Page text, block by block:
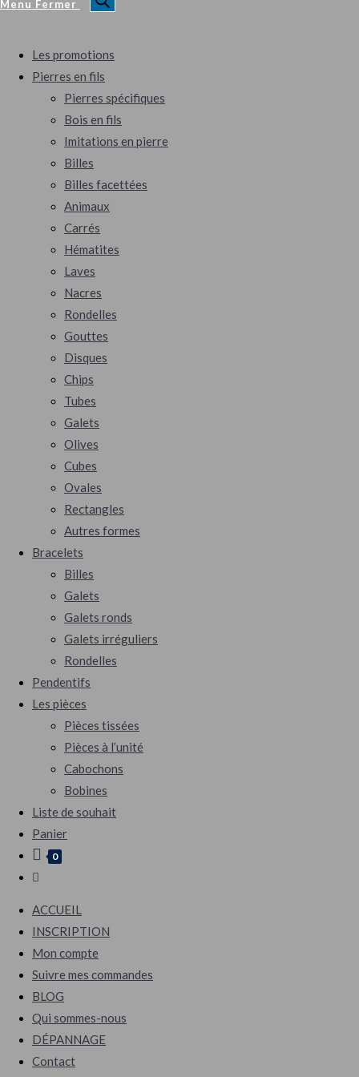
Menu Fermer
Les promotions
Pierres en fils
Pierres spécifiques
Bois en fils
Imitations en pierre
Billes
Billes facettées
Animaux
Carrés
Hématites
Laves
Nacres
Rondelles
Gouttes
Disques
Chips
Tubes
Galets
Olives
Cubes
Ovales
Rectangles
Autres formes
Bracelets
Billes
Galets
Galets ronds
Galets irréguliers
Rondelles
Pendentifs
Les pièces
Pièces tissées
Pièces à l’unité
Cabochons
Bobines
Liste de souhait
Panier
0
Toggle
search
ACCUEIL
INSCRIPTION
Mon compte
Suivre mes commandes
BLOG
Qui sommes-nous
DÉPANNAGE
Contact